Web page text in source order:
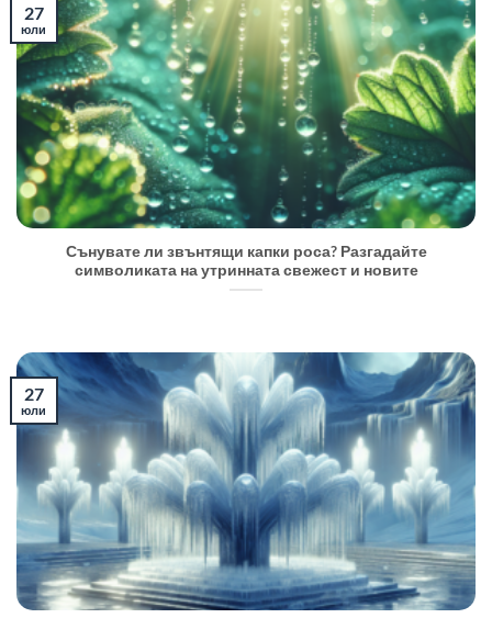
Сънувате ли звънтящи капки роса? Разгадайте
символиката на утринната свежест и новите
27
юли
27
юли